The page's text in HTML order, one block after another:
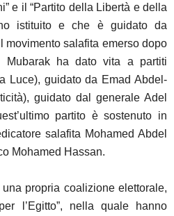
e il “Partito della Libertà e della
istituito e che è guidato da
movimento salafita emerso dopo
ha dato vita a partiti
Luce), guidato da Emad Abdel-
guidato dal generale Adel
partito è sostenuto in
salafita Mohamed Abdel
Mohamed Hassan.
una propria coalizione elettorale,
l’Egitto”, nella quale hanno